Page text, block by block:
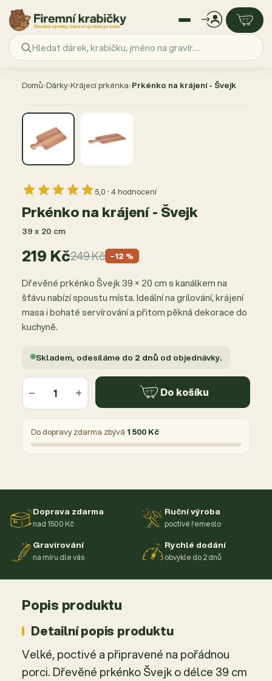
Domů›Dárky›Krájecí prkénka›Prkénko na krájení - Švejk
5,0 · 4 hodnocení
Prkénko na krájení - Švejk
39 x 20 cm
219 Kč249 Kč −12 %
Dřevěné prkénko Švejk 39 × 20 cm s kanálkem na
šťávu nabízí spoustu místa. Ideální na grilování, krájení
masa i bohaté servírování a přitom pěkná dekorace do
kuchyně.
Skladem, odesíláme do 2 dnů od objednávky.
− + Do košíku
Do dopravy zdarma zbývá 1 500 Kč
Doprava zdarma
nad 1500 Kč
Ruční výroba
poctivé řemeslo
Gravírování
na míru dle vás
Rychlé dodání
obvykle do 2 dnů
Popis produktu
Detailní popis produktu
Velké, poctivé a připravené na pořádnou
porci. Dřevěné prkénko Švejk o délce 39 cm